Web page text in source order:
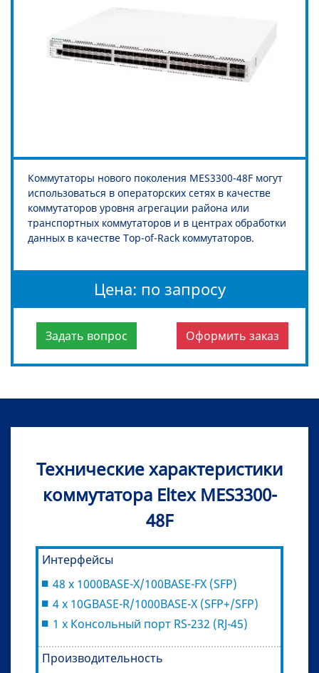
Коммутаторы нового поколения MES3300-48F могут
использоваться в операторских сетях в качестве
коммутаторов уровня агрегации района или
транспортных коммутаторов и в центрах обработки
данных в качестве Top-of-Rack коммутаторов.
Цена: по запросу
Задать вопрос Оформить заказ
Технические характеристики
коммутатора Eltex MES3300-
48F
Интерфейсы
48 x 1000BASE-X/100BASE-FX (SFP)
4 x 10GBASE-R/1000BASE-X (SFP+/SFP)
1 x Консольный порт RS-232 (RJ-45)
Производительность